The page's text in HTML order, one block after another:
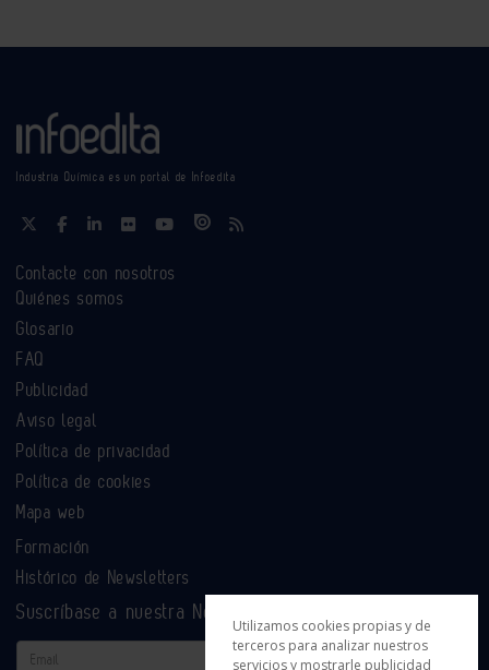
Industria Química es un portal de Infoedita
Contacte con nosotros
Quiénes somos
Glosario
FAQ
Publicidad
Aviso legal
Política de privacidad
Política de cookies
Mapa web
Formación
Histórico de Newsletters
Suscríbase a nuestra Newsletter
Email
Utilizamos cookies propias y de
terceros para analizar nuestros
servicios y mostrarle publicidad